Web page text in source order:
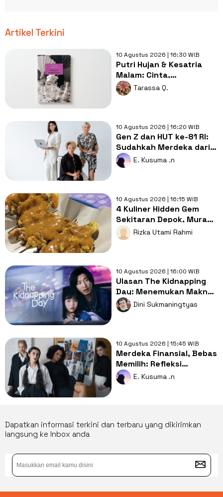
Artikel Terkini
10 Agustus 2026 | 16:30 WIB
Putri Hujan & Kesatria
Malam: Cinta,
Pengorbanan, dan
Rahasia Keluarga
Tarassa Q.
10 Agustus 2026 | 16:20 WIB
Gen Z dan HUT ke-81 RI:
Sudahkah Merdeka dari
Tekanan Selalu Terlihat
Sukses?
E. Kusuma .n
10 Agustus 2026 | 16:15 WIB
4 Kuliner Hidden Gem
Sekitaran Depok, Murah,
Enak, dan Bikin Ketagihan
Rizka Utami Rahmi
10 Agustus 2026 | 16:00 WIB
Ulasan The Kidnapping
Day: Menemukan Makna
Keluarga dari Kisah
Penculikan
Dini Sukmaningtyas
10 Agustus 2026 | 15:45 WIB
Merdeka Finansial, Bebas
Memilih: Refleksi
Perempuan Pekerja di
HUT ke-81 RI
E. Kusuma .n
Dapatkan informasi terkini dan terbaru yang dikirimkan
langsung ke Inbox anda